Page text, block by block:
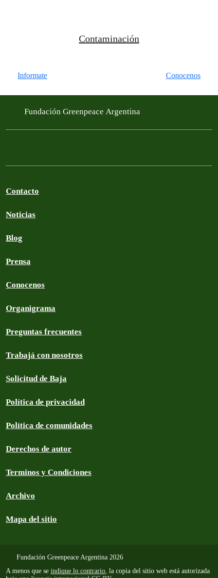
Contaminación
Informate Conocenos
Fundación Greenpeace Argentina
Contacto
Noticias
Blog
Prensa
Conocenos
Organigrama
Preguntas frecuentes
Trabajá con nosotros
Solicitud de Baja
Política de privacidad
Política de comunidades
Derechos de autor
Terminos y Condiciones
Archivo
Mapa del sitio
Fundación Greenpeace Argentina 2026
A menos que se indique lo contrario, la copia del sitio web está autorizada